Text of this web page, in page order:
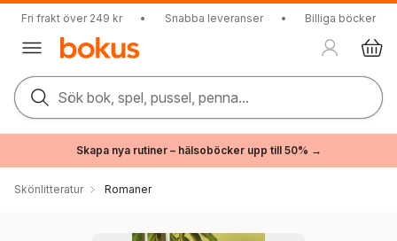
Fri frakt över 249 kr • Snabba leveranser • Billiga böcker
Sök bok, spel, pussel, penna...
Skapa nya rutiner – hälsoböcker upp till 50% →
Skönlitteratur Romaner